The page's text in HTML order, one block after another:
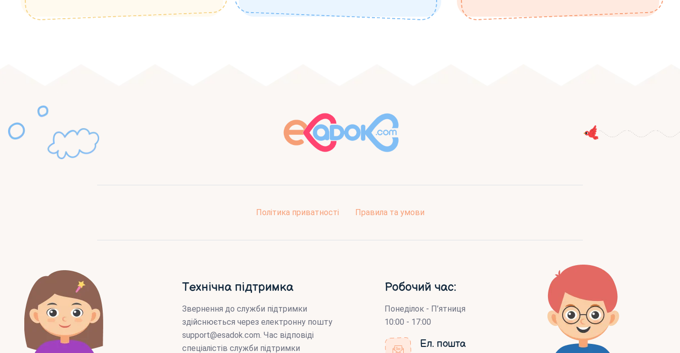
Політика приватності Правила та умови
Технічна підтримка
Звернення до служби підтримки
здійснюється через електронну пошту
support@esadok.com. Час відповіді
спеціалістів служби підтримки
Робочий час:
Понеділок - П’ятниця
10:00 - 17:00
Ел. пошта